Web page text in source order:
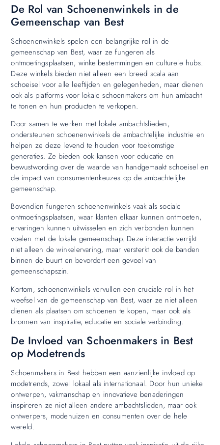
De Rol van Schoenenwinkels in de
Gemeenschap van Best
Schoenenwinkels spelen een belangrijke rol in de
gemeenschap van Best, waar ze fungeren als
ontmoetingsplaatsen, winkelbestemmingen en culturele hubs.
Deze winkels bieden niet alleen een breed scala aan
schoeisel voor alle leeftijden en gelegenheden, maar dienen
ook als platforms voor lokale schoenmakers om hun ambacht
te tonen en hun producten te verkopen.
Door samen te werken met lokale ambachtslieden,
ondersteunen schoenenwinkels de ambachtelijke industrie en
helpen ze deze levend te houden voor toekomstige
generaties. Ze bieden ook kansen voor educatie en
bewustwording over de waarde van handgemaakt schoeisel en
de impact van consumentenkeuzes op de ambachtelijke
gemeenschap.
Bovendien fungeren schoenenwinkels vaak als sociale
ontmoetingsplaatsen, waar klanten elkaar kunnen ontmoeten,
ervaringen kunnen uitwisselen en zich verbonden kunnen
voelen met de lokale gemeenschap. Deze interactie verrijkt
niet alleen de winkelervaring, maar versterkt ook de banden
binnen de buurt en bevordert een gevoel van
gemeenschapszin.
Kortom, schoenenwinkels vervullen een cruciale rol in het
weefsel van de gemeenschap van Best, waar ze niet alleen
dienen als plaatsen om schoenen te kopen, maar ook als
bronnen van inspiratie, educatie en sociale verbinding.
De Invloed van Schoenmakers in Best
op Modetrends
Schoenmakers in Best hebben een aanzienlijke invloed op
modetrends, zowel lokaal als internationaal. Door hun unieke
ontwerpen, vakmanschap en innovatieve benaderingen
inspireren ze niet alleen andere ambachtslieden, maar ook
ontwerpers, modehuizen en consumenten over de hele
wereld.